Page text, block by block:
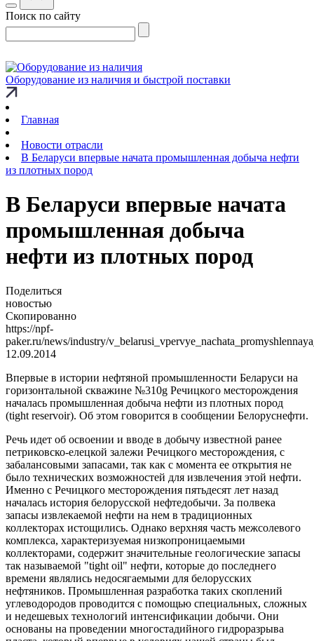
Поиск по сайту
Оборудование из наличия и быстрой поставки
Главная
Новости отрасли
В Беларуси впервые начата промышленная добыча нефти
из плотных пород
В Беларуси впервые начата
промышленная добыча
нефти из плотных пород
Поделиться
новостью
Скопированно
https://npf-
paker.ru/news/industry/
12.09.2014
Впервые в истории нефтяной промышленности Беларуси на
горизонтальной скважине №310g Речицкого месторождения
началась промышленная добыча нефти из плотных пород
(tight reservoir). Об этом говорится в сообщении Белоруснефти.
Речь идет об освоении и вводе в добычу известной ранее
петриковско-елецкой залежи Речицкого месторождения, с
забалансовыми запасами, так как с момента ее открытия не
было технических возможностей для извлечения этой нефти.
Именно с Речицкого месторождения пятьдесят лет назад
началась история белорусской нефтедобычи. За полвека
запасы извлекаемой нефти на нем в традиционных
коллекторах истощились. Однако верхняя часть межсолевого
комплекса, характеризуемая низкопроницаемыми
коллекторами, содержит значительные геологические запасы
так называемой "tight oil" нефти, которые до последнего
времени являлись недосягаемыми для белорусских
нефтяников. Промышленная разработка таких скоплений
углеводородов проводится с помощью специальных, сложных
и недешевых технологий интенсификации добычи. Они
основаны на проведении многостадийного гидроразрыва